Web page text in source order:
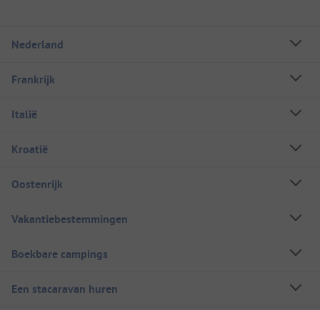
Nederland
Frankrijk
Italië
Kroatië
Oostenrijk
Vakantiebestemmingen
Boekbare campings
Een stacaravan huren